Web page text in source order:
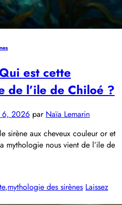
est cette
de l’ile de Chiloé ?
6, 2026 par Naïa Lemarin
sirène aux cheveux couleur or et
mythologie nous vient de l’ile de
,mythologie des sirènes Laissez